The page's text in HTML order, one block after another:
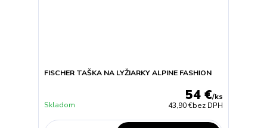
FISCHER TAŠKA NA LYŽIARKY ALPINE FASHION
54 €/ks
43,90 €bez DPH
Skladom